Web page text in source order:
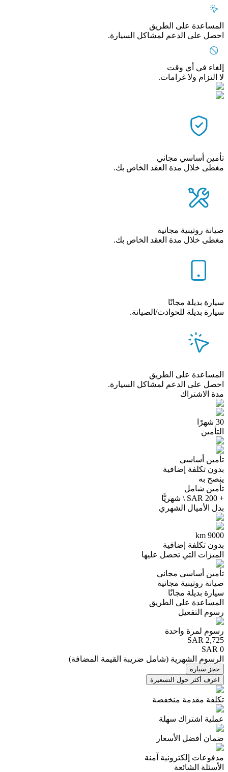
المساعدة على الطريق
احصل على الدعم لمشاكل السيارة.
إلغاء في أي وقت
لا التزام ولا غرامات.
تأمين أساسي مجاني
مغطى خلال مدة العقد الخاص بك.
صيانة روتينية مجانية
مغطى خلال مدة العقد الخاص بك.
سيارة بديلة مجانًا
سيارة بديلة للحوادث/الصيانة.
المساعدة على الطريق
احصل على الدعم لمشاكل السيارة.
مدة الاشتراك
30 شهرًا
التأمين
تأمين أساسي
بدون تكلفة إضافية
ينصح به
تأمين شامل
+ 200 SAR \ شهريًّا
بدل الأميال الشهري
9000 km
بدون تكلفة إضافية
الميزات التي تحصل عليها
تأمين أساسي مجاني
صيانة روتينية مجانية
سيارة بديلة مجانًا
المساعدة على الطريق
رسوم التفعيل
رسوم لمرة واحدة
SAR 2,725
SAR 0
الرسوم الشهرية (شامل ضريبة القيمة المضافة)
حجز سيارة
اعرف أكثر حول التسعيرة
تكلفة مقدمة منخفضة
عملية اشتراك سهلة
ضمان أفضل الأسعار
مدفوعات إلكترونية آمنة
الأسئلة الشائعة